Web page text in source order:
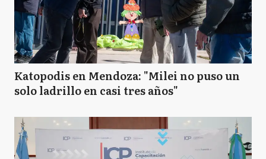
Katopodis en Mendoza: "Milei no puso un
solo ladrillo en casi tres años"